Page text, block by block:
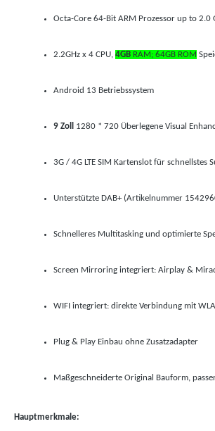
Octa-Core 64-Bit ARM Prozessor up to 2.0
2.2GHz x 4 CPU, 4GB RAM; 64GB ROM
Android 13 Betriebssystem
9 Zoll 1280 * 720 Überlegene Visual
3G / 4G LTE SIM Kartenslot für schnellstes
Unterstützte DAB+ (Artikelnummer
Schnelleres Multitasking und optimierte
Screen Mirroring integriert: Airplay &
WIFI integriert: direkte Verbindung mit
Plug & Play Einbau ohne Zusatzadapter
Maßgeschneiderte Original Bauform,
Hauptmerkmale: